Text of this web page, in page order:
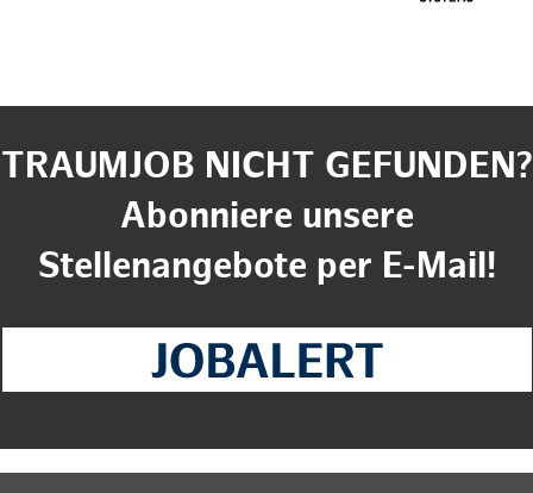
TRAUMJOB NICHT GEFUNDEN?
Abonniere unsere
Stellenangebote per E-Mail!